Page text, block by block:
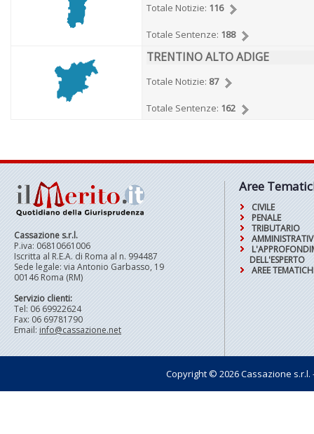
Totale Notizie: 116
Totale Sentenze: 188
TRENTINO ALTO ADIGE
Totale Notizie: 87
Totale Sentenze: 162
Cassazione s.r.l.
P.iva: 06810661006
Iscritta al R.E.A. di Roma al n. 994487
Sede legale: via Antonio Garbasso, 19
00146 Roma (RM)
Servizio clienti:
Tel: 06 69922624
Fax: 06 69781790
Email: info@cassazione.net
Aree
CIVILE
PENALE
TRIBUTARIO
DELL'ESPERTO
AREE
Copyright © 2026 Cassazione s.r.l.